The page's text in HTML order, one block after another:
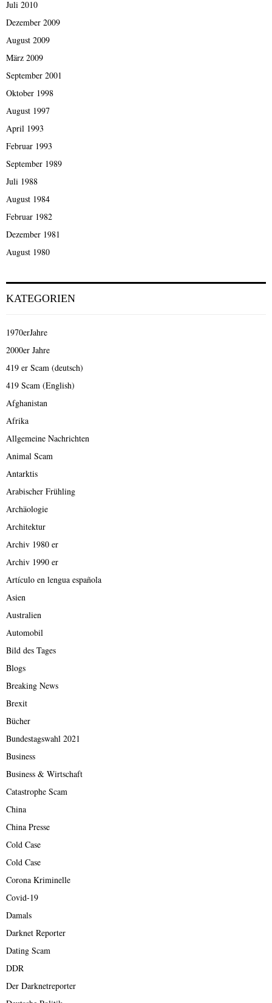
Juli 2010
Dezember 2009
August 2009
März 2009
September 2001
Oktober 1998
August 1997
April 1993
Februar 1993
September 1989
Juli 1988
August 1984
Februar 1982
Dezember 1981
August 1980
KATEGORIEN
1970erJahre
2000er Jahre
419 er Scam (deutsch)
419 Scam (English)
Afghanistan
Afrika
Allgemeine Nachrichten
Animal Scam
Antarktis
Arabischer Frühling
Archäologie
Architektur
Archiv 1980 er
Archiv 1990 er
Artículo en lengua española
Asien
Australien
Automobil
Bild des Tages
Blogs
Breaking News
Brexit
Bücher
Bundestagswahl 2021
Business
Business & Wirtschaft
Catastrophe Scam
China
China Presse
Cold Case
Cold Case
Corona Kriminelle
Covid-19
Damals
Darknet Reporter
Dating Scam
DDR
Der Darknetreporter